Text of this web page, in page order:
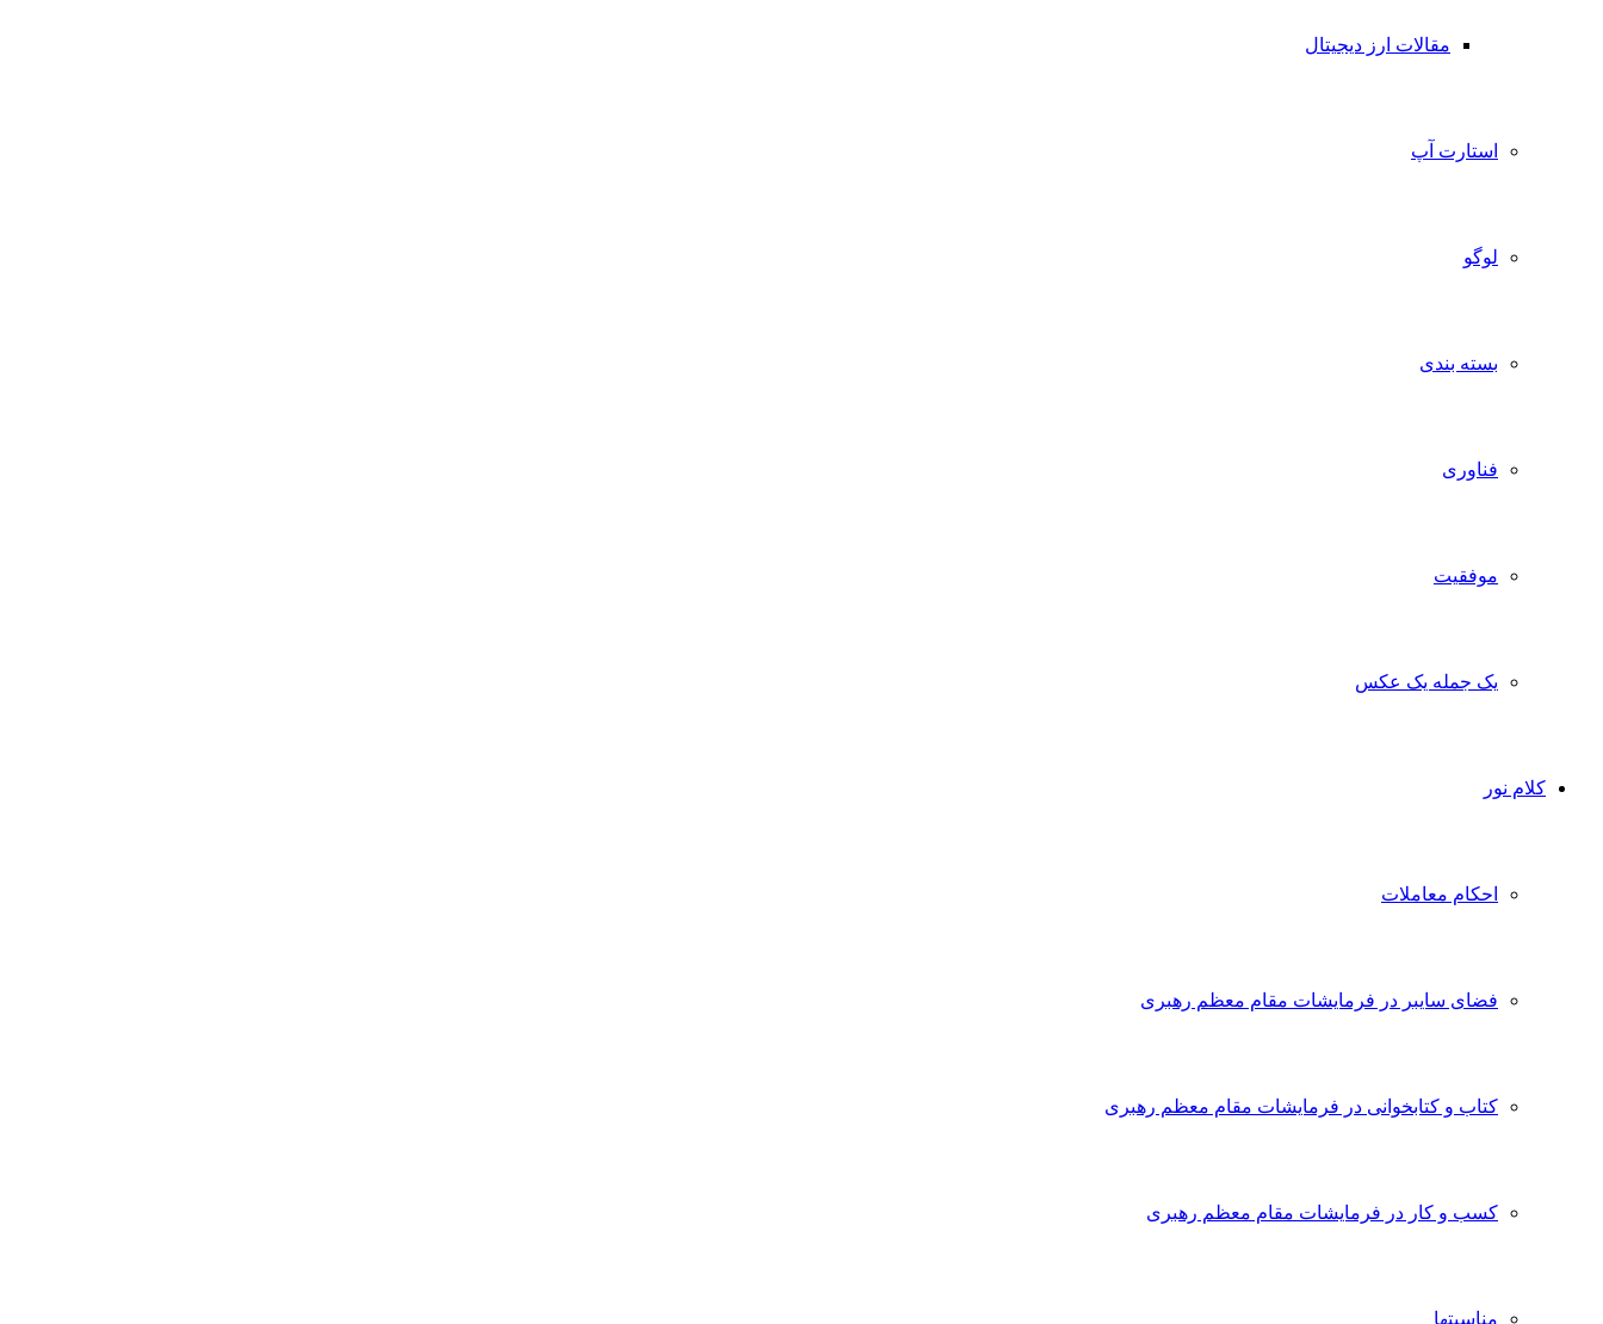
مقالات ارز دیجیتال
استارت آپ
لوگو
بسته بندی
فناوری
موفقیت
یک جمله یک عکس
کلام نور
احکام معاملات
فضای سایبر در فرمایشات مقام معظم رهبری
کتاب و کتابخوانی در فرمایشات مقام معظم رهبری
کسب و کار در فرمایشات مقام معظم رهبری
مناسبتها